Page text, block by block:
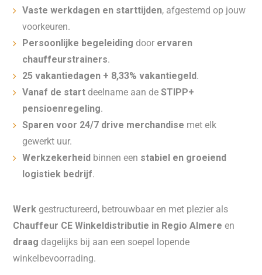
Vaste werkdagen en starttijden, afgestemd op jouw
voorkeuren.
Persoonlijke begeleiding door ervaren
chauffeurstrainers.
25 vakantiedagen + 8,33% vakantiegeld.
Vanaf de start deelname aan deSTIPP+
pensioenregeling.
Sparen voor 24/7 drive merchandise met elk
gewerkt uur.
Werkzekerheid binnen een stabiel en groeiend
logistiek bedrijf.
Werk gestructureerd, betrouwbaar en met plezier als
Chauffeur CE Winkeldistributie in Regio Almere en
draag dagelijks bij aan een soepel lopende
winkelbevoorrading.